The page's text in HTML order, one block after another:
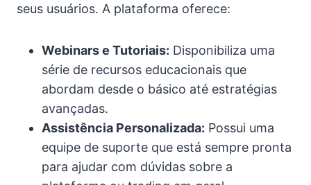
seus usuários. A plataforma oferece:
Webinars e Tutoriais: Disponibiliza uma
série de recursos educacionais que
abordam desde o básico até estratégias
avançadas.
Assistência Personalizada: Possui uma
equipe de suporte que está sempre pronta
para ajudar com dúvidas sobre a